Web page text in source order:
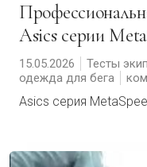
Профессиональная беговая экипировка
Asics серии
15.05.2026 Тесты
одежда для бега
Asics серия